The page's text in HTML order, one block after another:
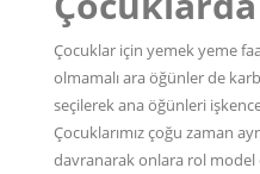
Çocuklar için yemek yeme
olmamalı ara öğünler de
seçilerek ana öğünleri
Çocuklarımız çoğu zaman
davranarak onlara rol model